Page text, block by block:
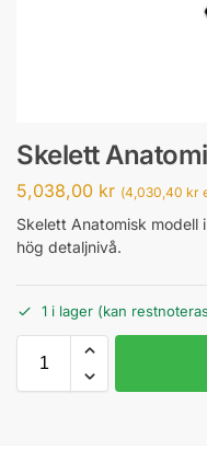
Skelett
5,038,00 kr (4,030,40 kr
Skelett Anatomisk modell
hög detaljnivå.
1 i lager (kan